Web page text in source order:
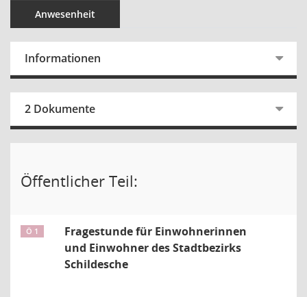
Anwesenheit
Informationen
2 Dokumente
Öffentlicher Teil:
Ö 1
Fragestunde für Einwohnerinnen
und Einwohner des Stadtbezirks
Schildesche